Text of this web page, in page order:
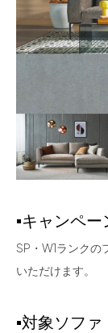
▪キャンペー
SP・W1ランクの
いただけます。
▪対象ソファ